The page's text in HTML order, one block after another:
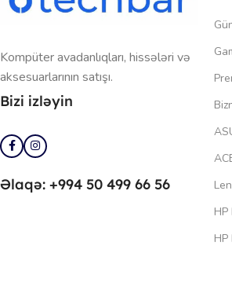
Kompüter avadanlıqları, hissələri və
aksesuarlarının satışı.
Bizi izləyin
Əlaqə: +994 50 499 66 56